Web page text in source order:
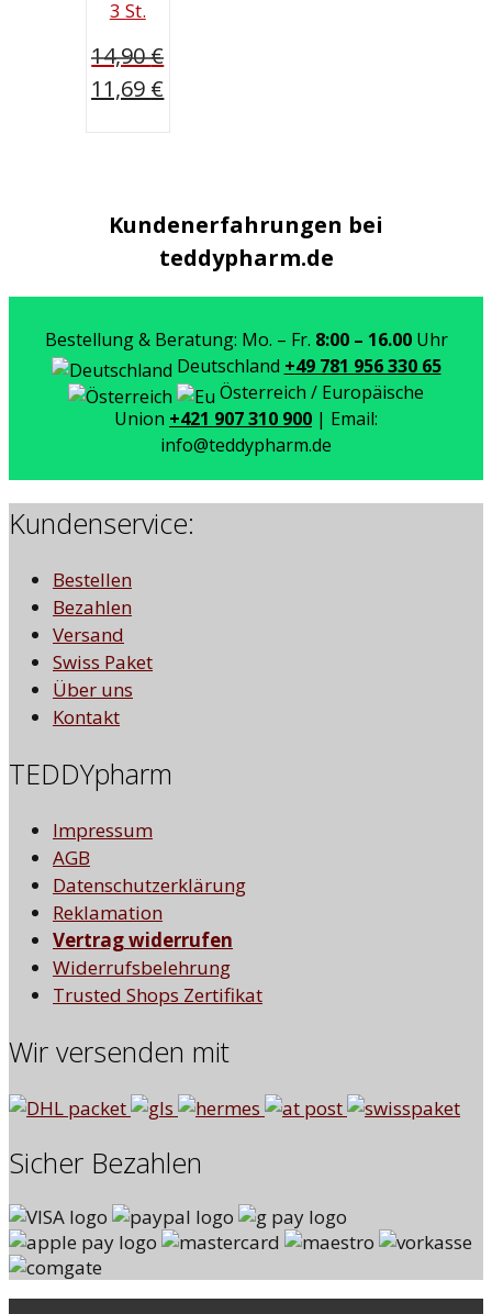
3 St.
14,90€
Ursprünglicher
11,69 €
Kundenerfahrungen bei
teddypharm.de
Bestellung & Beratung: Mo. – Fr. 8:00 – 16.00Uhr
Deutschland +49 781 956 330 65
Österreich / Europäische
Union +421 907 310 900 | Email:
info@teddypharm.de
Kundenservice:
Bestellen
Bezahlen
Versand
Swiss Paket
Über uns
Kontakt
TEDDYpharm
Impressum
AGB
Datenschutzerklärung
Reklamation
Vertrag widerrufen
Widerrufsbelehrung
Trusted Shops Zertifikat
Wir versenden mit
Sicher Bezahlen